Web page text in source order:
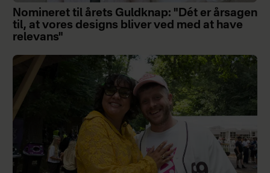
Nomineret til årets Guldknap: "Dét er årsagen
til, at vores designs bliver ved med at have
relevans"